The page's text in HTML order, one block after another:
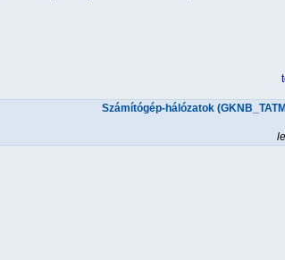
Számítógép-hálózatok